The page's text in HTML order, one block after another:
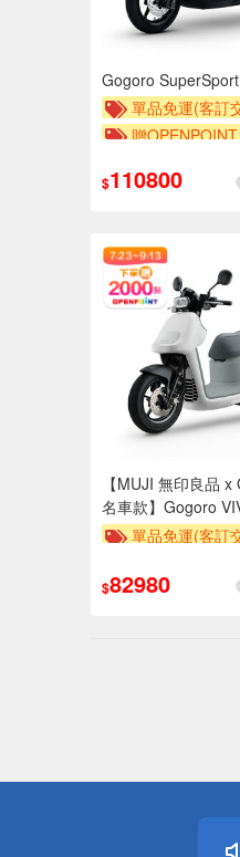
Gogoro
單品免運(客訂
贈OPENPOINT
$110800
【MUJI 無印良品
名車款】Gogoro
GSP6DT單品免運(客訂
$82980